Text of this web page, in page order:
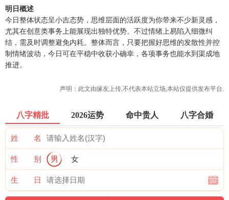
明日概述
今日整体状态呈小吉态势，思维层面的活跃度为你带来不少新灵感，
尤其在创意类事务上能展现出独特优势。不过情绪上易陷入细微纠
结，需及时调整避免内耗。整体而言，只要把握好思维的发散性并控
制情绪波动，今日可在平稳中收获小确幸，各项事务也能水到渠成地
推进。
声明：此文由缘友上传,不代表本站立场,本站仅提供发布平台.
八字精批 2026运势 命中贵人 八字合婚
姓 名
性 别 男 女
生 日